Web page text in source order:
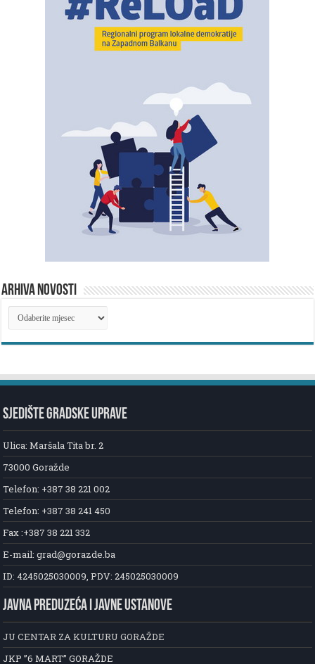
ARHIVA NOVOSTI
ARHIVA
NOVOSTI
SJEDIŠTE GRADSKE UPRAVE
Ulica: Maršala Tita br. 2
73000 Goražde
Telefon: +387 38 221 002
Telefon: +387 38 241 450
Fax :+387 38 221 332
E-mail: grad@gorazde.ba
ID: 4245025030009, PDV: 245025030009
JAVNA PREDUZEĆA I JAVNE USTANOVE
JU CENTAR ZA KULTURU GORAŽDE
JKP ”6 MART” GORAŽDE